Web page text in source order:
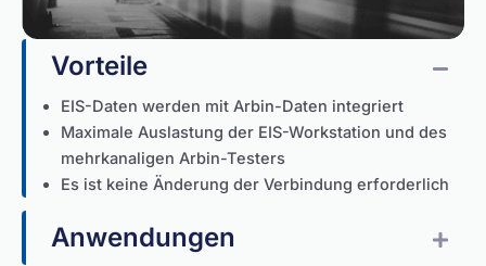
Vorteile
EIS-Daten werden mit Arbin-Daten integriert
Maximale Auslastung der EIS-Workstation und des
mehrkanaligen Arbin-Testers
Es ist keine Änderung der Verbindung erforderlich
Anwendungen